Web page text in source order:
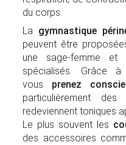
du corps.
La gymnastique
peuvent être
une sage-femme et
spécialisés. Grâce
vous prenez
particulièrement
redeviennent toniques
Le plus souvent les
des accessoires